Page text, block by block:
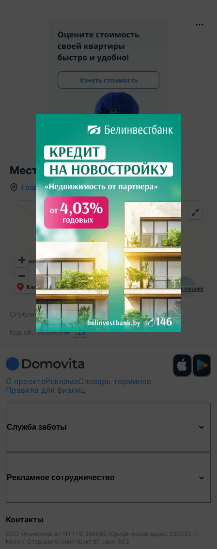
Местоположение
Гродненская область, д. Милевцы,
Условия использования
Как добраться API Карт
Опубликовано:24.03.2022
Код об.:606809 125
О проектеРекламаСловарь терминов
Правила для физлиц
Служба заботы
Рекламное сотрудничество
Контакты
ООО «Аниксмедиа» УНП 191299645, Юридический адрес: 220053, г.
Минск, Старовиленский тракт 87, офис 303